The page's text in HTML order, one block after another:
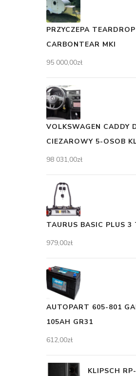
PRZYCZEPA
CARBONTEAR MKI
95 000,00zł
VOLKSWAGEN CADDY
CIEZAROWY 5-OSOB
98 031,00zł
TAURUS BASIC PLUS
979,00zł
AUTOPART 605-801
105AH GR31
612,00zł
KLIPSCH